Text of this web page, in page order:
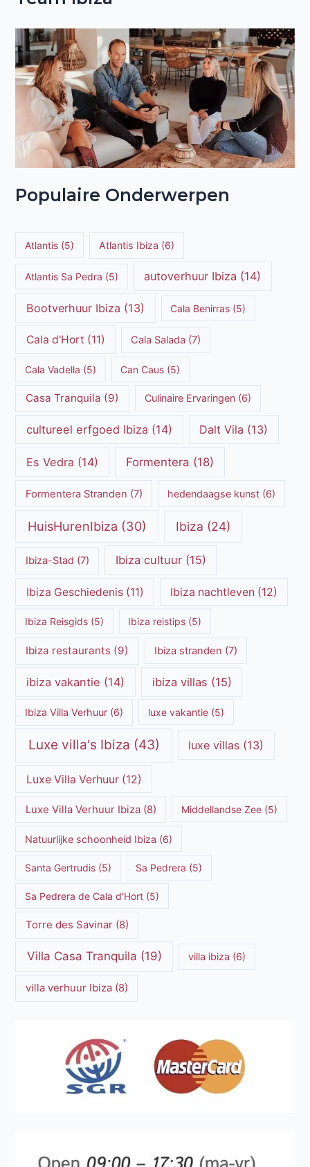
Populaire Onderwerpen
Atlantis (5) Atlantis Ibiza (6)
Atlantis Sa Pedra (5) autoverhuur Ibiza (14)
Bootverhuur Ibiza (13) Cala Benirras (5)
Cala d'Hort (11) Cala Salada(7)
Cala Vadella (5) Can Caus (5)
Casa Tranquila (9) Culinaire Ervaringen(6)
cultureel erfgoed Ibiza (14) Dalt Vila (13)
Es Vedra (14) Formentera (18)
Formentera Stranden (7) hedendaagse kunst(6)
HuisHurenIbiza (30) Ibiza (24)
Ibiza-Stad (7) Ibiza cultuur(15)
Ibiza Geschiedenis(11) Ibiza nachtleven (12)
Ibiza Reisgids (5) Ibiza reistips (5)
Ibiza restaurants (9) Ibiza stranden (7)
ibiza vakantie (14) ibiza villas (15)
Ibiza Villa Verhuur (6) luxe vakantie(5)
Luxe villa's Ibiza (43) luxe villas (13)
Luxe Villa Verhuur(12)
Luxe Villa Verhuur Ibiza(8) Middellandse Zee (5)
Natuurlijke schoonheid Ibiza (6)
Santa Gertrudis (5) Sa Pedrera (5)
Sa Pedrera de Cala d'Hort (5)
Torre des Savinar(8)
Villa Casa Tranquila (19) villa ibiza (6)
villa verhuur Ibiza(8)